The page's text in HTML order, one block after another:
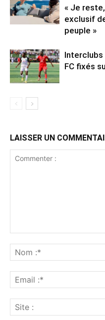
« Je
exclusif
peuple »
Interclubs
FC fixés
LAISSER UN